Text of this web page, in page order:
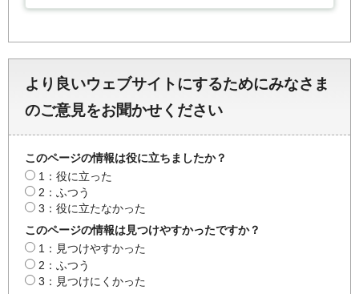
より良いウェブサイトにするためにみなさま
のご意見をお聞かせください
このページの情報は役に立ちましたか？
1：役に立った
2：ふつう
3：役に立たなかった
このページの情報は見つけやすかったですか？
1：見つけやすかった
2：ふつう
3：見つけにくかった